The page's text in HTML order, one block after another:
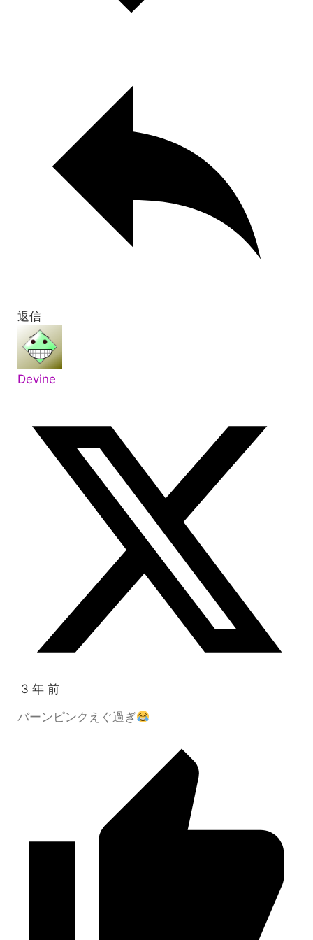
返信
Devine
3 年 前
バーンピンクえぐ過ぎ